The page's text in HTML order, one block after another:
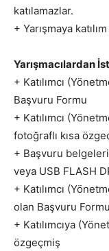
katılamazlar.
+ Yarışmaya
Yarışmacılardan
+ Katılımcı
Başvuru Formu
+ Katılımcı
fotoğraflı kısa
+ Başvuru
veya USB FLASH
+ Katılımcı
olan Başvuru Formu
+ Katılımcıya
özgeçmiş